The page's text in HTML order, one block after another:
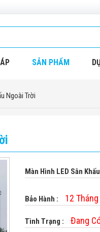
SẢN PHẨM
Ngoài Trời
Màn Hình LED Sân
Bảo Hành : 12 Tháng
Tình Trạng : Đang